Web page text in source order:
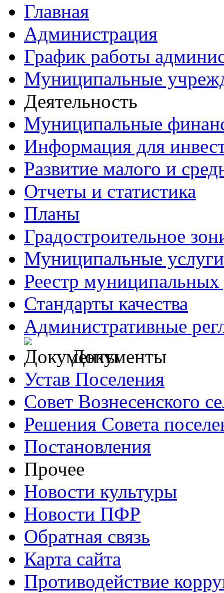
Главная
Администрация
График работы
Муниципальные
Деятельность
Муниципальные
Информация для
Развитие малого и
Отчеты и статистика
Планы
Градостроительное
Муниципальные услуги
Реестр муниципальных
Стандарты качества
Административные
Документы
Устав Поселения
Совет Вознесенского
Решения Совета
Постановления
Прочее
Новости культуры
Новости ПФР
Обратная связь
Карта сайта
Противодействие